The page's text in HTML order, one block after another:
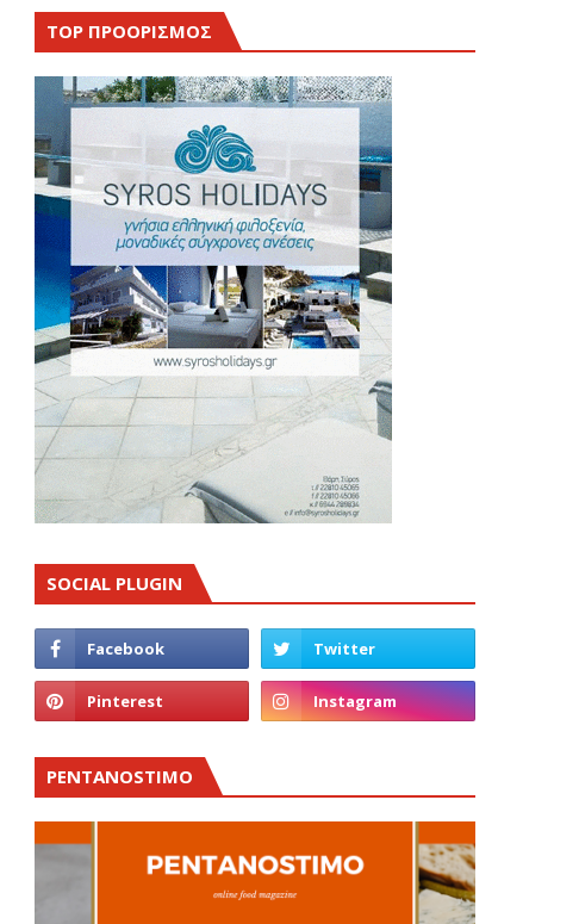
TOP ΠΡΟΟΡΙΣΜΟΣ
SOCIAL PLUGIN
PENTANOSTIMO